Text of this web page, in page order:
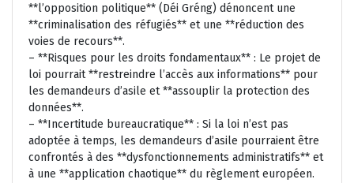
**l’opposition politique** (Déi Gréng) dénoncent une
**criminalisation des réfugiés** et une **réduction des
voies de recours**.
– **Risques pour les droits fondamentaux** : Le projet de
loi pourrait **restreindre l’accès aux informations** pour
les demandeurs d’asile et **assouplir la protection des
données**.
– **Incertitude bureaucratique** : Si la loi n’est pas
adoptée à temps, les demandeurs d’asile pourraient être
confrontés à des **dysfonctionnements administratifs** et
à une **application chaotique** du règlement européen.